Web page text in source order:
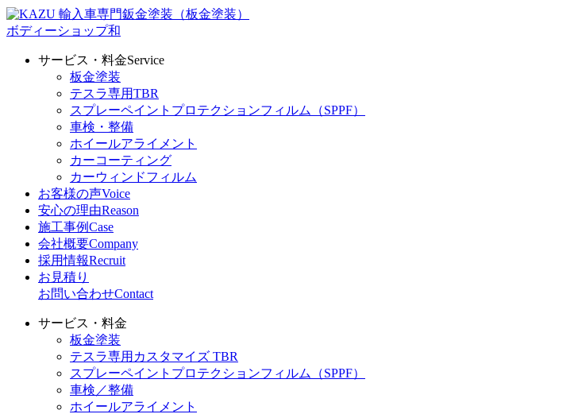
輸入車専門鈑金塗装（板金塗装）
ボディーショップ和
サービス・料金Service
板金塗装
テスラ専用TBR
スプレーペイントプロテクションフィルム（SPPF）
車検・整備
ホイールアライメント
カーコーティング
カーウィンドフィルム
お客様の声Voice
安心の理由Reason
施工事例Case
会社概要Company
採用情報Recruit
お見積り
お問い合わせContact
サービス・料金
板金塗装
テスラ専用カスタマイズ TBR
スプレーペイントプロテクションフィルム（SPPF）
車検／整備
ホイールアライメント